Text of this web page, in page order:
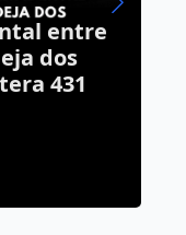
refuerza
inspecciones